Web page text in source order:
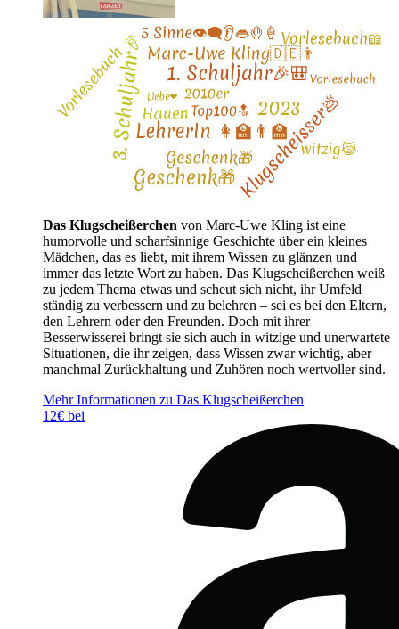
Das Klugscheißerchen von Marc-Uwe Kling ist eine
humorvolle und scharfsinnige Geschichte über ein kleines
Mädchen, das es liebt, mit ihrem Wissen zu glänzen und
immer das letzte Wort zu haben. Das Klugscheißerchen weiß
zu jedem Thema etwas und scheut sich nicht, ihr Umfeld
ständig zu verbessern und zu belehren – sei es bei den Eltern,
den Lehrern oder den Freunden. Doch mit ihrer
Besserwisserei bringt sie sich auch in witzige und unerwartete
Situationen, die ihr zeigen, dass Wissen zwar wichtig, aber
manchmal Zurückhaltung und Zuhören noch wertvoller sind.
Mehr Informationen zu Das Klugscheißerchen
12€ bei